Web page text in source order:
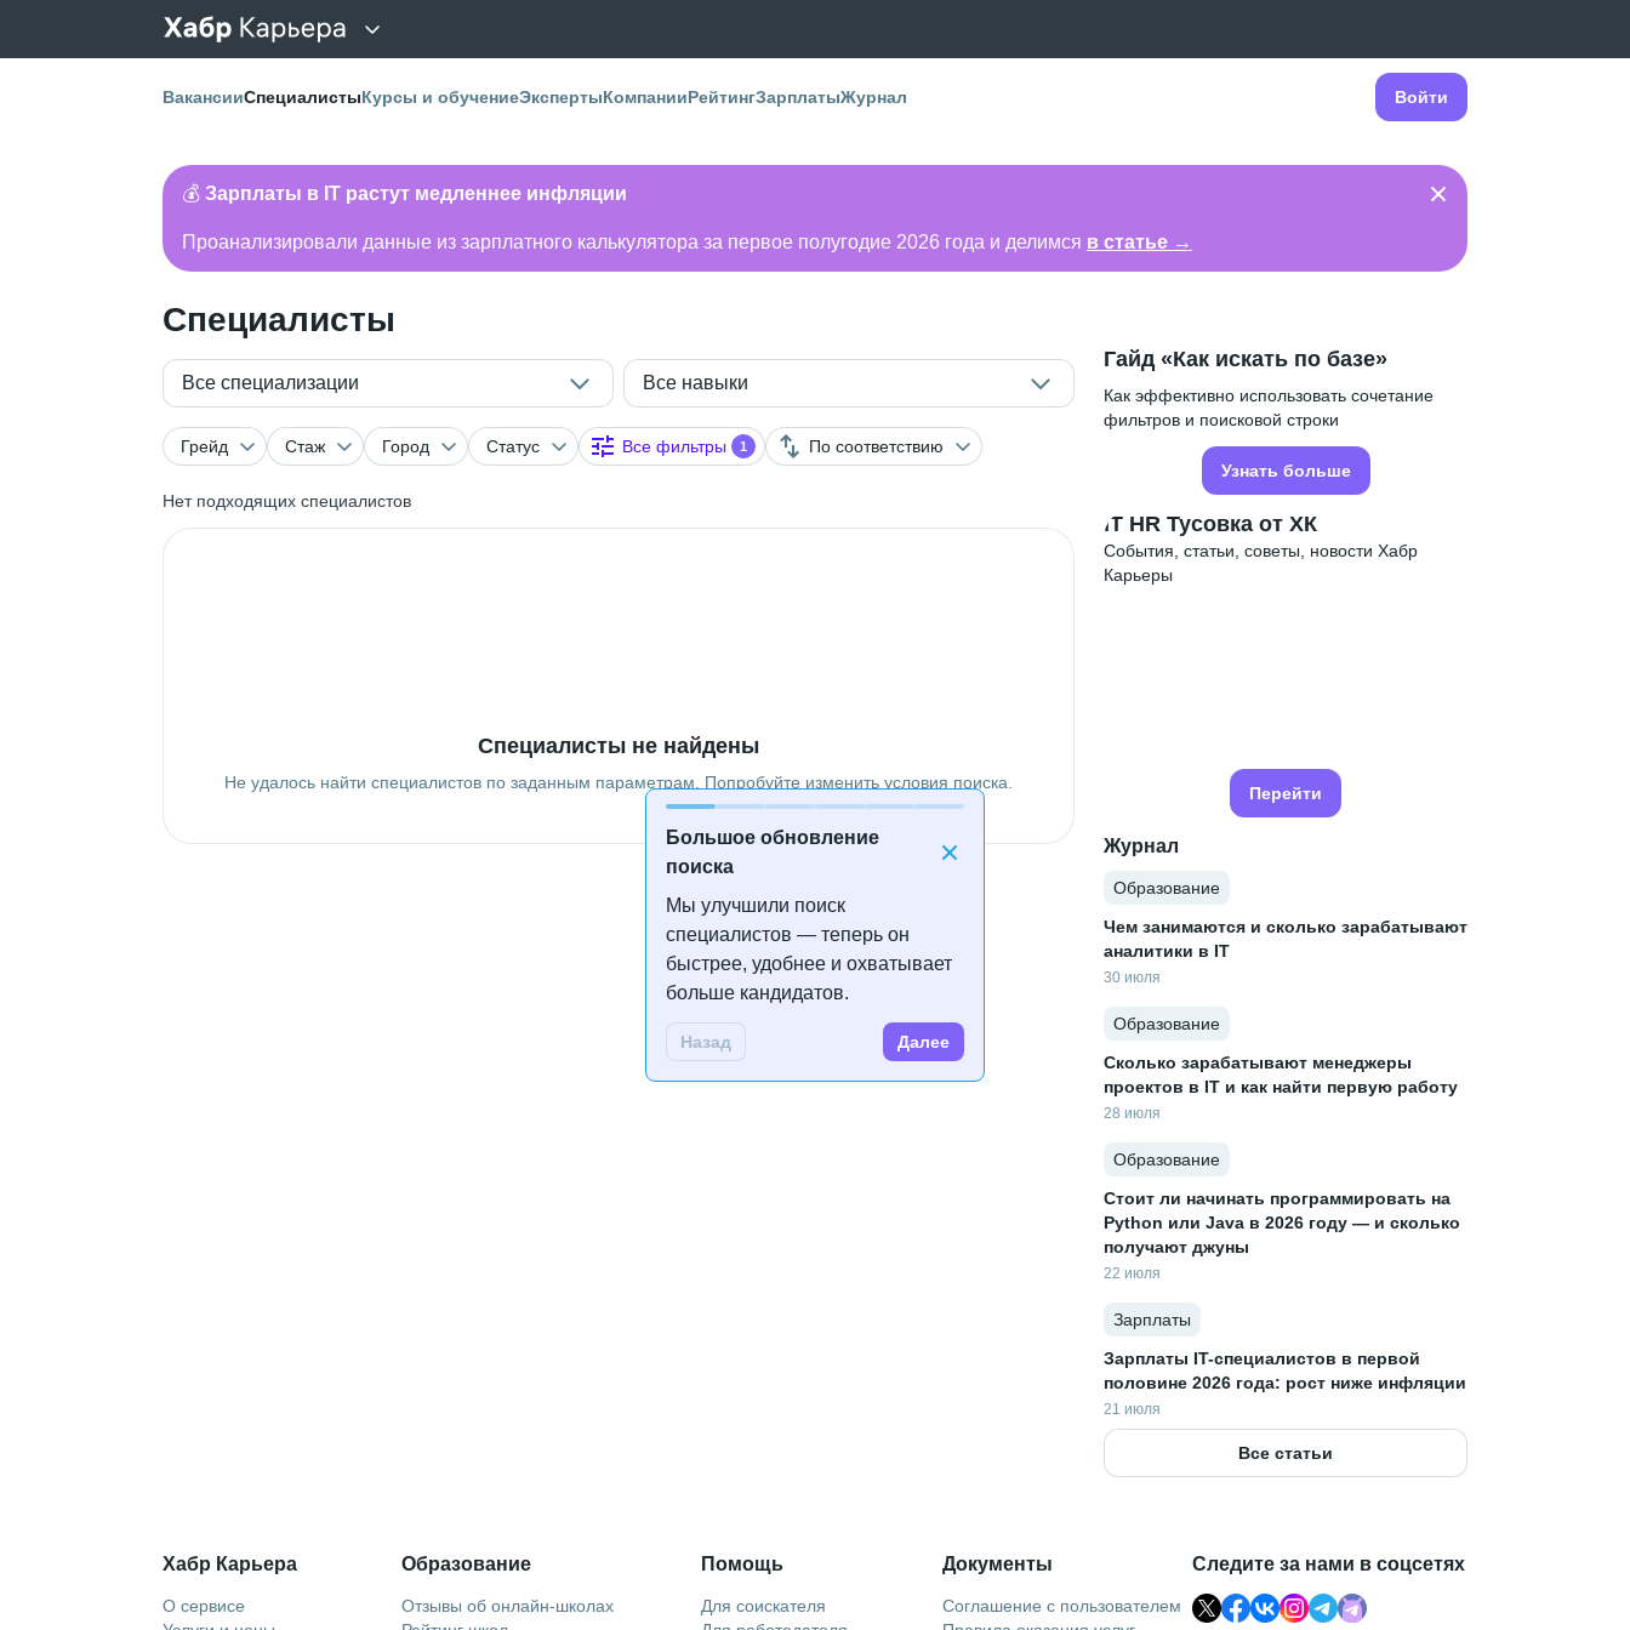
ВакансииСпециалистыКурсы и обучениеЭкспертыКомпанииРейтингЗарплатыЖурнал Войти
💰 Зарплаты в IT растут медленнее инфляции
Проанализировали данные из зарплатного калькулятора за первое полугодие 2026 года и делимся в статье →
Специалисты
Все специализации Все навыки
Грейд Стаж Город Статус Все фильтры 1 По соответствию
Нет подходящих специалистов
Большое обновление
поиска
Мы улучшили поиск
специалистов — теперь он
быстрее, удобнее и охватывает
больше кандидатов.
Назад Далее
Специалисты не найдены
Не удалось найти специалистов по заданным параметрам. Попробуйте изменить условия поиска.
Гайд «Как искать по базе»
Как эффективно использовать сочетание
фильтров и поисковой строки
Узнать больше
IT HR Тусовка от ХК
События, статьи, советы, новости Хабр
Карьеры
Перейти
Журнал
Образование
Чем занимаются и сколько зарабатывают
аналитики в IT
30 июля
Образование
Сколько зарабатывают менеджеры
проектов в IT и как найти первую работу
28 июля
Образование
Стоит ли начинать программировать на
Python или Java в 2026 году — и сколько
получают джуны
22 июля
Зарплаты
Зарплаты IT-специалистов в первой
половине 2026 года: рост ниже инфляции
21 июля
Все статьи
Хабр Карьера
О сервисе
Образование
Отзывы об онлайн-школах
Помощь
Для соискателя
Документы
Соглашение с пользователем
Следите за нами в соцсетях